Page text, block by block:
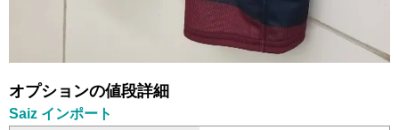
オプションの値段詳細
Saiz インポート